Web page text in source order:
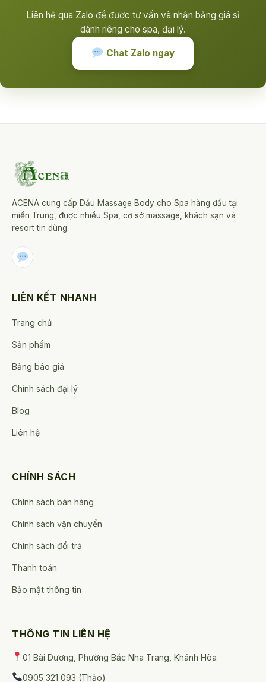
Liên hệ qua Zalo để được tư vấn và nhận bảng giá sỉ
dành riêng cho spa, đại lý.
Chat Zalo ngay
ACENA cung cấp Dầu Massage Body cho Spa hàng đầu tại
miền Trung, được nhiều Spa, cơ sở massage, khách sạn và
resort tin dùng.
LIÊN KẾT NHANH
Trang chủ
Sản phẩm
Bảng báo giá
Chính sách đại lý
Blog
Liên hệ
CHÍNH SÁCH
Chính sách bán hàng
Chính sách vận chuyển
Chính sách đổi trả
Thanh toán
Bảo mật thông tin
THÔNG TIN LIÊN HỆ
01 Bãi Dương, Phường Bắc Nha Trang, Khánh Hòa
0905 321 093 (Thảo)